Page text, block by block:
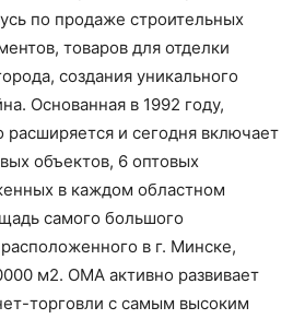
по продаже строительных
товаров для отделки
создания уникального
Основанная в 1992 году,
расширяется и сегодня включает
объектов, 6 оптовых
в каждом областном
самого большого
в г. Минске,
м2. ОМА активно развивает
торговли с самым высоким